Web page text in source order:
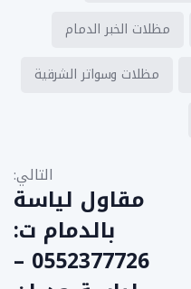
مظلات الخبر الدمام
مظلات وسواتر الشرقية
التالي:
مقاول لياسة
بالدمام ت:
0552377726 –